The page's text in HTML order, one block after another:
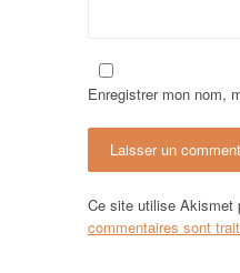
c
l
e
Enregistrer mon nom,
Ce site utilise Akismet
commentaires sont